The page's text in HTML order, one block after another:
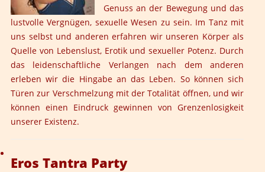
Genuss an der Bewegung und das
lustvolle Vergnügen, sexuelle Wesen zu sein. Im Tanz mit
uns selbst und anderen erfahren wir unseren Körper als
Quelle von Lebenslust, Erotik und sexueller Potenz. Durch
das leidenschaftliche Verlangen nach dem anderen
erleben wir die Hingabe an das Leben. So können sich
Türen zur Verschmelzung mit der Totalität öffnen, und wir
können einen Eindruck gewinnen von Grenzenlosigkeit
unserer Existenz.
Eros Tantra Party